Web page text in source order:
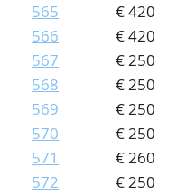
565
€ 420
566
€ 420
567
€ 250
568
€ 250
569
€ 250
570
€ 250
571
€ 260
572
€ 250